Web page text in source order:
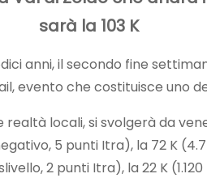
sarà la 103 K
anni, il secondo fine
evento che costituisce
locali, si svolgerà da
5 punti Itra), la 72 K
2 punti Itra), la 22 K